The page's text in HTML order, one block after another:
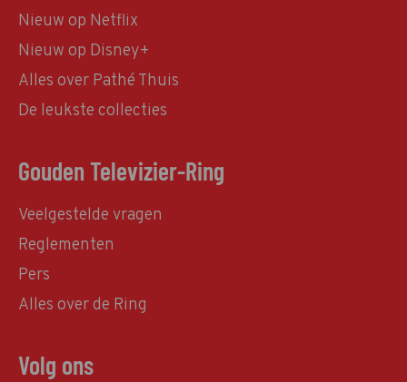
Nieuw op Netflix
Nieuw op Disney+
Alles over Pathé Thuis
De leukste collecties
Gouden Televizier-Ring
Veelgestelde vragen
Reglementen
Pers
Alles over de Ring
Volg ons